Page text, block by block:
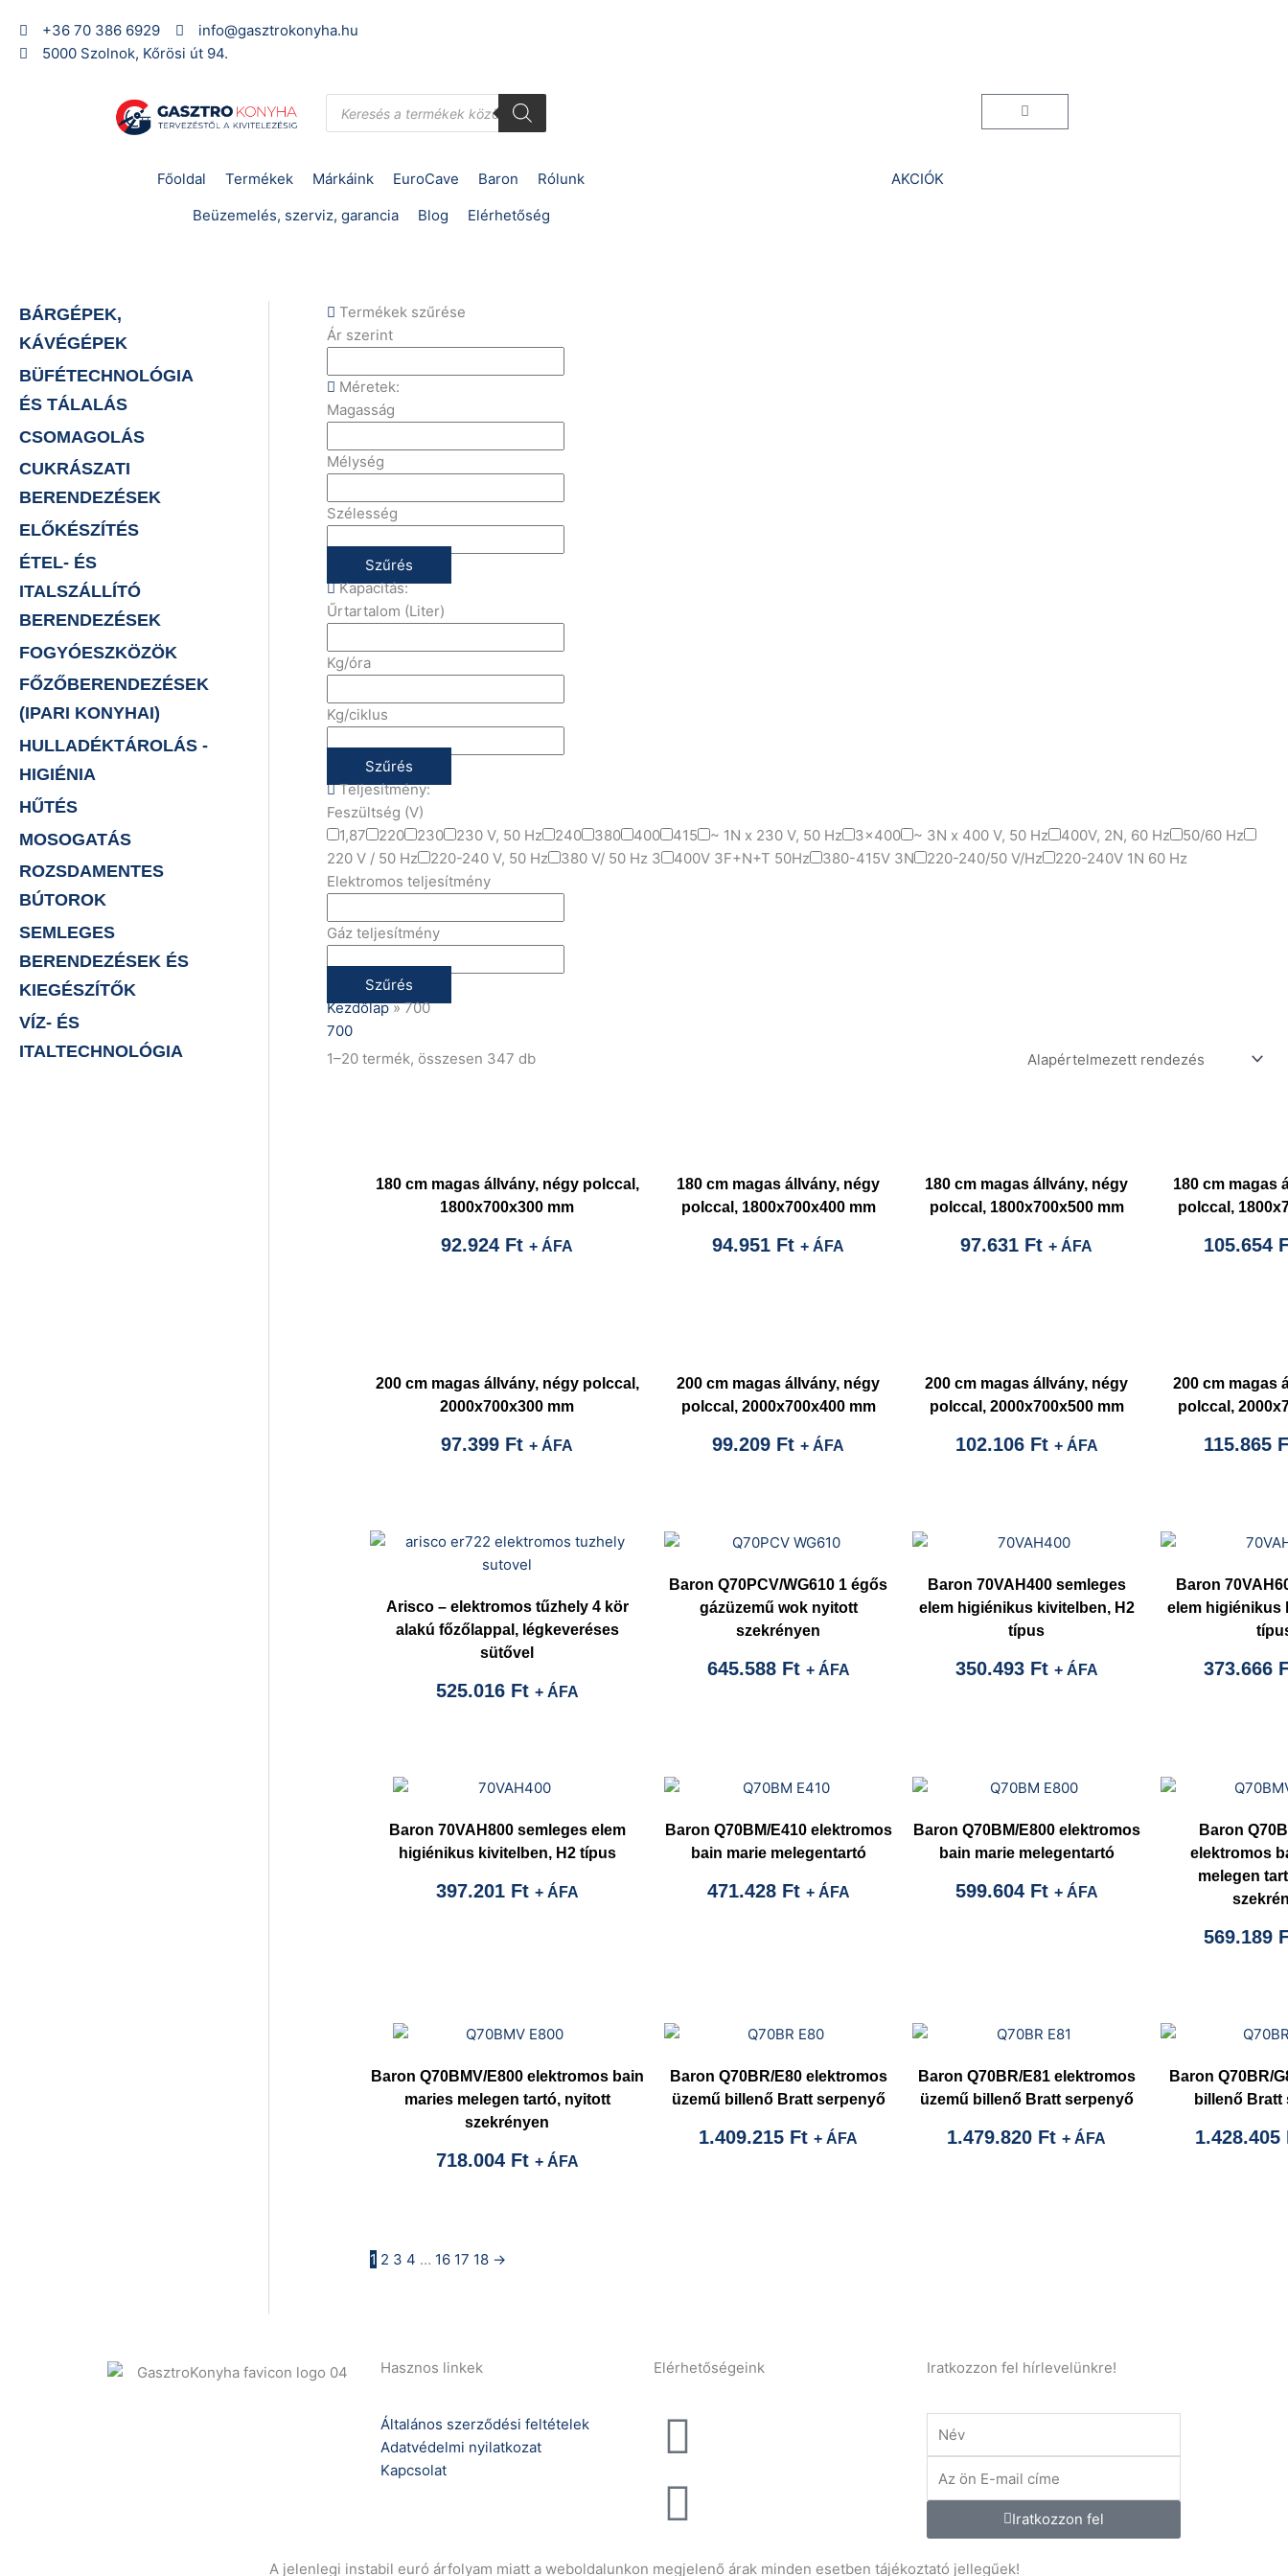
content
+36 70 386 6929
info@gasztrokonyha.hu
5000 Szolnok, Kőrösi út 94.
Products
search Kosár
Főoldal Termékek Márkáink EuroCave Baron
Rólunk
Beüzemelés, szerviz, garancia
Blog Elérhetőség
AKCIÓK
BÁRGÉPEK,
KÁVÉGÉPEK
BÜFÉTECHNOLÓGIA
ÉS TÁLALÁS
CSOMAGOLÁS
CUKRÁSZATI
BERENDEZÉSEK
ELŐKÉSZÍTÉS
ÉTEL- ÉS
ITALSZÁLLÍTÓ
BERENDEZÉSEK
FOGYÓESZKÖZÖK
FŐZŐBERENDEZÉSEK
(IPARI KONYHAI)
HULLADÉKTÁROLÁS -
HIGIÉNIA
HŰTÉS
MOSOGATÁS
ROZSDAMENTES
BÚTOROK
SEMLEGES
BERENDEZÉSEK ÉS
KIEGÉSZÍTŐK
VÍZ- ÉS
ITALTECHNOLÓGIA
Termékek szűrése
Ár szerint
Méretek:
Magasság
Mélység
Szélesség
Szűrés
Kapacitás:
Űrtartalom (Liter)
Kg/óra
Kg/ciklus
Szűrés
Teljesítmény:
Feszültség (V)
1,87
220 230 230 V, 50 Hz 240 380 400 415 ~ 1N x 230 V, 50 Hz 3x400 ~ 3N x 400 V, 50 Hz 400V, 2N, 60 Hz
50/60 Hz
220 V / 50 Hz
220-240 V, 50 Hz 380 V/ 50 Hz 3 400V 3F+N+T 50Hz 380-415V 3N 220-240/50 V/Hz
220-240V 1N 60 Hz
Elektromos teljesítmény
Gáz teljesítmény
Szűrés
Kezdőlap»700
700
1–20 termék, összesen 347 db
180 cm magas állvány, négy polccal,
1800x700x300 mm
92.924 Ft + ÁFA
180 cm magas állvány, négy
polccal, 1800x700x400 mm
94.951 Ft + ÁFA
180 cm magas állvány, négy
polccal, 1800x700x500 mm
97.631 Ft + ÁFA
180 cm magas
polccal,
105.654
200 cm magas állvány, négy polccal,
2000x700x300 mm
97.399 Ft + ÁFA
200 cm magas állvány, négy
polccal, 2000x700x400 mm
99.209 Ft + ÁFA
200 cm magas állvány, négy
polccal, 2000x700x500 mm
102.106 Ft + ÁFA
200 cm magas
polccal,
115.865
Arisco – elektromos tűzhely 4 kör
alakú főzőlappal, légkeveréses
sütővel
525.016 Ft + ÁFA
Baron Q70PCV/WG610 1 égős
gázüzemű wok nyitott
szekrényen
645.588 Ft + ÁFA
Baron 70VAH400 semleges
elem higiénikus kivitelben, H2
típus
350.493 Ft + ÁFA
Baron
elem higiénikus
373.666
Baron 70VAH800 semleges elem
higiénikus kivitelben, H2 típus
397.201 Ft + ÁFA
Baron Q70BM/E410 elektromos
bain marie melegentartó
471.428 Ft + ÁFA
Baron Q70BM/E800 elektromos
bain marie melegentartó
599.604 Ft + ÁFA
Baron
elektromos
melegen
569.189
Baron Q70BMV/E800 elektromos bain
maries melegen tartó, nyitott
szekrényen
718.004 Ft + ÁFA
Baron Q70BR/E80 elektromos
üzemű billenő Bratt serpenyő
1.409.215 Ft + ÁFA
Baron Q70BR/E81 elektromos
üzemű billenő Bratt serpenyő
1.479.820 Ft + ÁFA
Baron Q70BR/
billenő Bratt
1.428.405
1 2 3 4 … 16 17 18 →
Hasznos linkek
Általános szerződési feltételek
Adatvédelmi nyilatkozat
Kapcsolat
Elérhetőségeink Iratkozzon fel hírlevelünkre!
mail
Iratkozzon fel
A jelenlegi instabil euró árfolyam miatt a weboldalunkon megjelenő árak minden esetben tájékoztató jellegűek!